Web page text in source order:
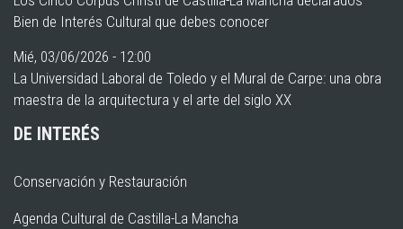
Bien de Interés Cultural que debes conocer
Mié, 03/06/2026 - 12:00
La Universidad Laboral de Toledo y el Mural de Carpe: una obra
maestra de la arquitectura y el arte del siglo XX
DE INTERÉS
Conservación y Restauración
Agenda Cultural de Castilla-La Mancha